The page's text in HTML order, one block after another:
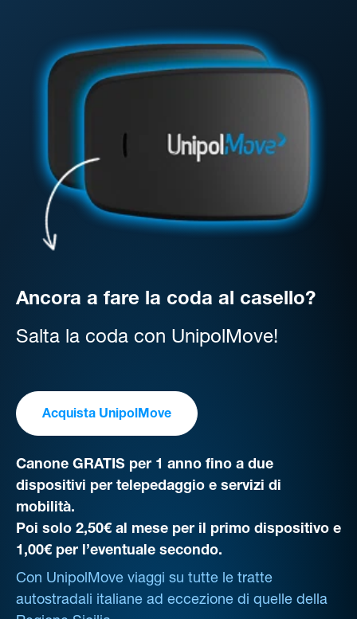
Ancora a fare la coda al casello?
Salta la coda con UnipolMove!
Acquista UnipolMove
Canone GRATIS per 1 anno fino a due
dispositivi per telepedaggio e servizi di
mobilità.
Poi solo 2,50€ al mese per il primo dispositivo e
1,00€ per l’eventuale secondo.
Con UnipolMove viaggi su tutte le tratte
autostradali italiane ad eccezione di quelle della